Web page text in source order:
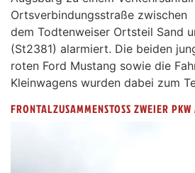
Ortsverbindungsstraße zwischen
dem Todtenweiser Ortsteil Sand
(St2381) alarmiert. Die beiden
roten Ford Mustang sowie die
Kleinwagens wurden dabei zum
FRONTALZUSAMMENSTOSS ZWEIER PKW